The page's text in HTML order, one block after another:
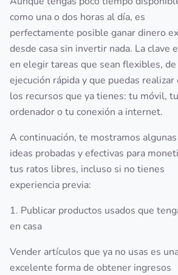
como una o dos horas al día, es
perfectamente posible ganar dinero
desde casa sin invertir nada. La clave
en elegir tareas que sean flexibles, de
ejecución rápida y que puedas realizar
los recursos que ya tienes: tu móvil, tu
ordenador o tu conexión a internet.
A continuación, te mostramos algunas
ideas probadas y efectivas para
tus ratos libres, incluso si no tienes
experiencia previa:
1. Publicar productos usados que
en casa
Vender artículos que ya no usas es
excelente forma de obtener ingresos